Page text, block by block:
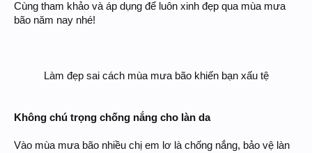
Cùng tham khảo và áp dụng để luôn xinh đẹp qua mùa mưa
bão năm nay nhé!
Làm đẹp sai cách mùa mưa bão khiến bạn xấu tệ​
Không chú trọng chống nắng cho làn da
Vào mùa mưa bão nhiều chị em lơ là chống nắng, bảo vệ làn